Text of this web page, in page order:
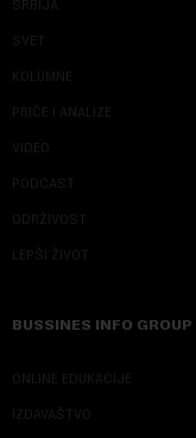
SRBIJA
SVET
KOLUMNE
PRIČE I ANALIZE
VIDEO
PODCAST
ODRŽIVOST
LEPŠI ŽIVOT
BUSSINES INFO GROUP
ONLINE EDUKACIJE
IZDAVAŠTVO